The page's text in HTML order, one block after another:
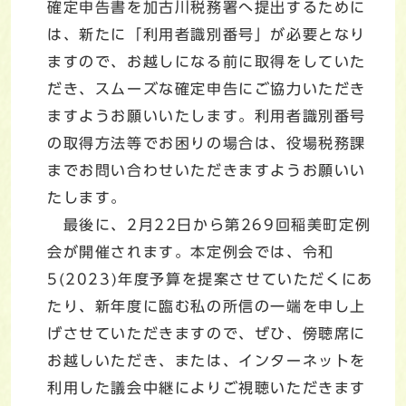
確定申告書を加古川税務署へ提出するために
は、新たに「利用者識別番号」が必要となり
ますので、お越しになる前に取得をしていた
だき、スムーズな確定申告にご協力いただき
ますようお願いいたします。利用者識別番号
の取得方法等でお困りの場合は、役場税務課
までお問い合わせいただきますようお願いい
たします。
最後に、2月22日から第269回稲美町定例
会が開催されます。本定例会では、令和
5(2023)年度予算を提案させていただくにあ
たり、新年度に臨む私の所信の一端を申し上
げさせていただきますので、ぜひ、傍聴席に
お越しいただき、または、インターネットを
利用した議会中継によりご視聴いただきます